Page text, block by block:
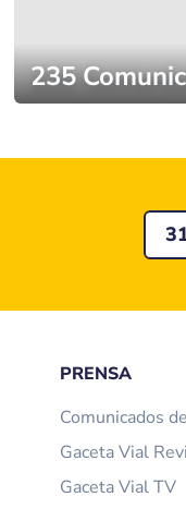
235
PRENSA
Comunicados
Gaceta Vial
Gaceta Vial TV